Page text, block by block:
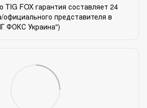
FOX гарантия составляет 24
представителя в
ФОКС Украина")